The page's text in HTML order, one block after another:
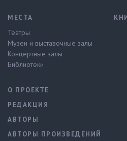
МЕСТА
Театры
Музеи и выставочные залы
Концертные залы
Библиотеки
О ПРОЕКТЕ
РЕДАКЦИЯ
АВТОРЫ
АВТОРЫ ПРОИЗВЕДЕНИЙ